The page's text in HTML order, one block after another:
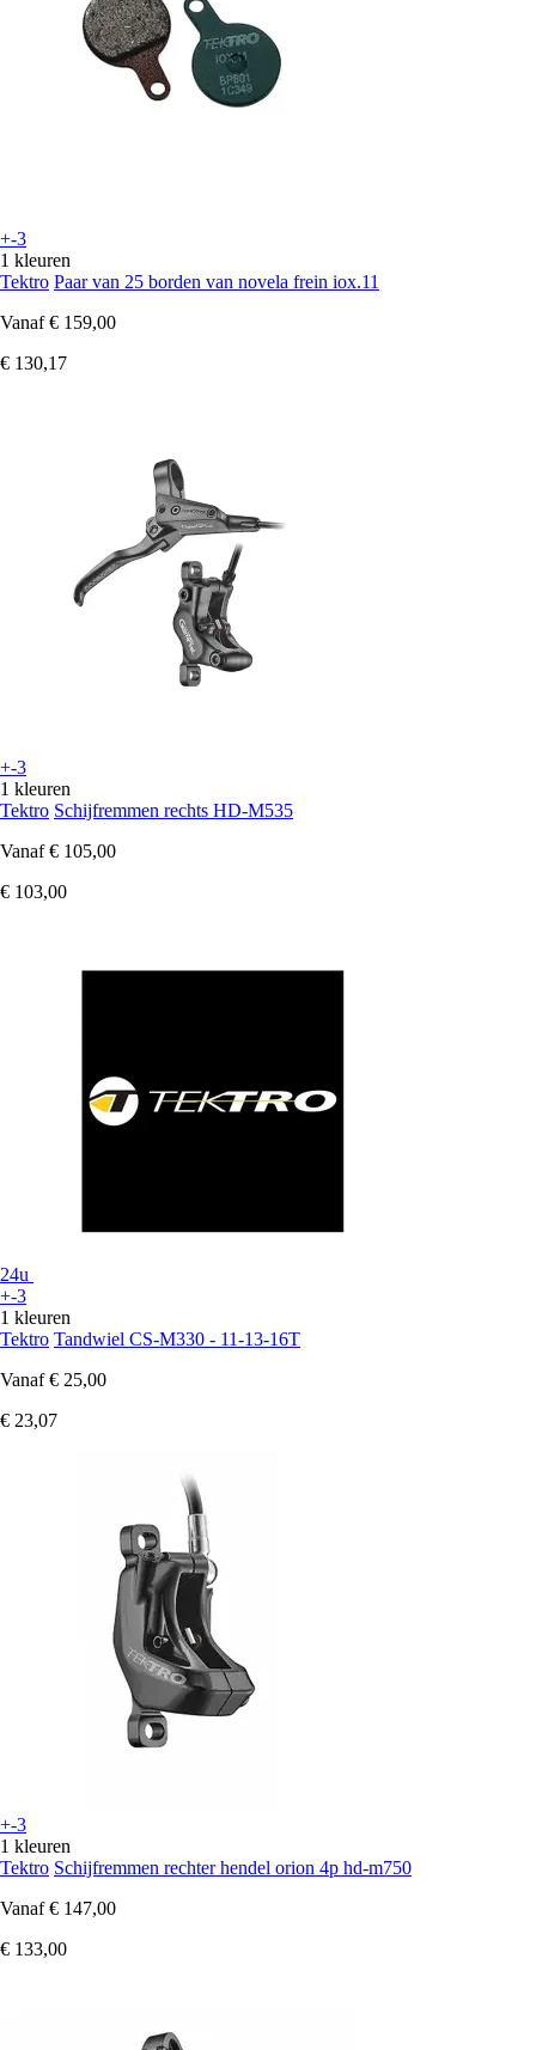
+-3
1 kleuren
Tektro Paar van 25 borden van novela frein iox.11
Vanaf € 159,00
€ 130,17
+-3
1 kleuren
Tektro Schijfremmen rechts HD-M535
Vanaf € 105,00
€ 103,00
24u
+-3
1 kleuren
Tektro Tandwiel CS-M330 - 11-13-16T
Vanaf € 25,00
€ 23,07
+-3
1 kleuren
Tektro Schijfremmen rechter hendel orion 4p hd-m750
Vanaf € 147,00
€ 133,00